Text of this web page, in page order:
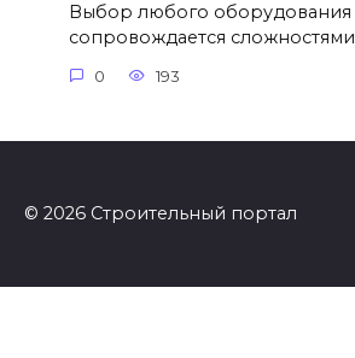
Выбор любого оборудования
сопровождается сложностями
0 193
© 2026 Строительный портал